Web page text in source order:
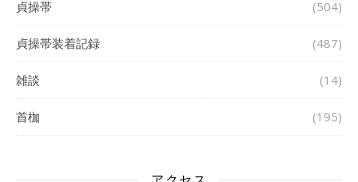
貞操帯 (504)
貞操帯装着記録 (487)
雑談 (14)
首枷 (195)